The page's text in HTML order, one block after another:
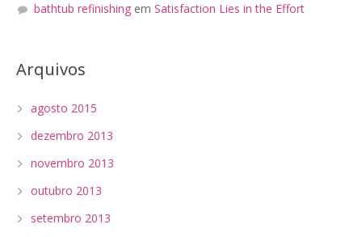
bathtub refinishing em Satisfaction Lies in the Effort
Arquivos
agosto 2015
dezembro 2013
novembro 2013
outubro 2013
setembro 2013